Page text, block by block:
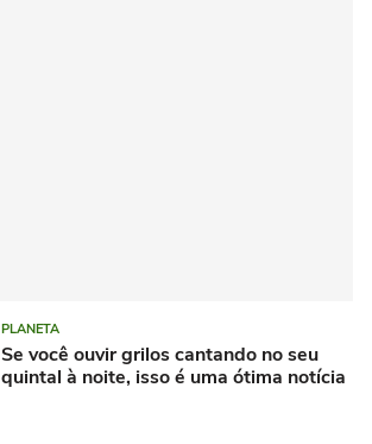
PLANETA
Se você ouvir grilos cantando no seu
quintal à noite, isso é uma ótima notícia